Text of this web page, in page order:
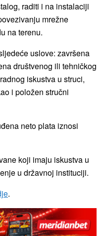
raditi i na instalaciji
mrežne
na terenu.
uslove: završena
društvenog ili tehničkog
iskustva u struci,
i položen stručni
neto plata iznosi
koji imaju iskustva u
u državnoj instituciji.
.